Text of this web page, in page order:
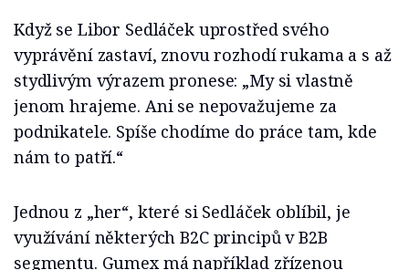
Když se Libor Sedláček uprostřed svého
vyprávění zastaví, znovu rozhodí rukama a s až
stydlivým výrazem pronese: „My si vlastně
jenom hrajeme. Ani se nepovažujeme za
podnikatele. Spíše chodíme do práce tam, kde
nám to patří.“
Jednou z „her“, které si Sedláček oblíbil, je
využívání některých B2C principů v B2B
segmentu. Gumex má například zřízenou